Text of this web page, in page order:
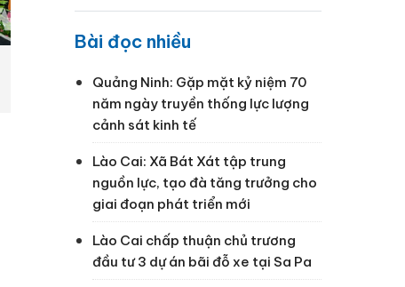
Bài đọc nhiều
Quảng Ninh: Gặp mặt kỷ niệm 70
năm ngày truyền thống lực lượng
cảnh sát kinh tế
Lào Cai: Xã Bát Xát tập trung
nguồn lực, tạo đà tăng trưởng cho
giai đoạn phát triển mới
Lào Cai chấp thuận chủ trương
đầu tư 3 dự án bãi đỗ xe tại Sa Pa